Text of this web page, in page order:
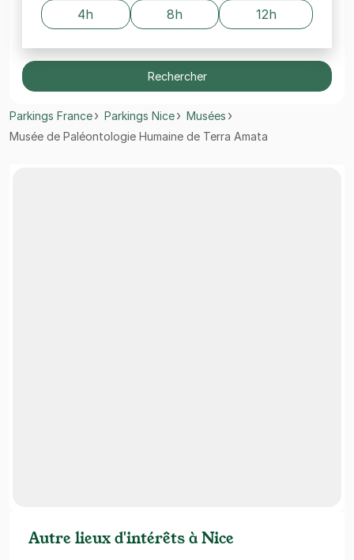
4h 8h 12h
Rechercher
Parkings France Parkings Nice
Musées
Musée de Paléontologie Humaine de Terra Amata
Autre lieux d'intérêts à Nice